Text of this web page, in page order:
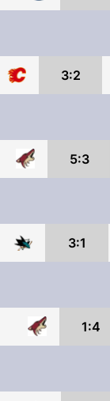
3:2
5:3
3:1
1:4